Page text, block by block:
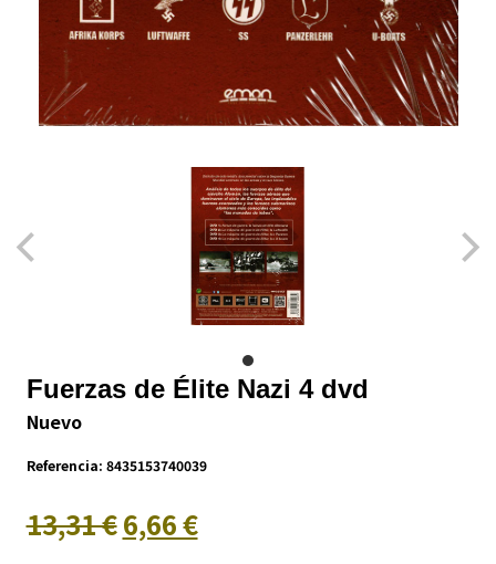
Fuerzas de Élite Nazi 4 dvd
Nuevo
Referencia: 8435153740039
13,31 €6,66 €